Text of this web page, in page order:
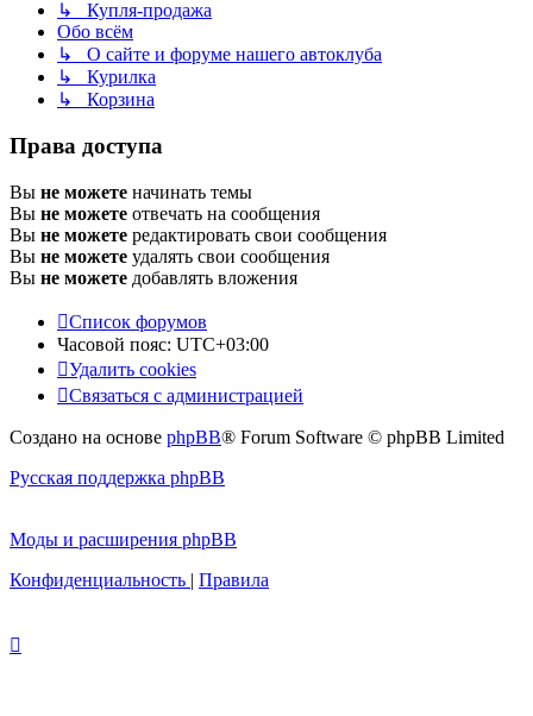
↳ Купля-продажа
Обо всём
↳ О сайте и форуме нашего автоклуба
↳ Курилка
↳ Корзина
Права доступа
Вы не можете начинать темы
Вы не можете отвечать на сообщения
Вы не можете редактировать свои сообщения
Вы не можете удалять свои сообщения
Вы не можете добавлять вложения
Список форумов
Часовой пояс: UTC+03:00
Удалить cookies
Связаться с администрацией
Создано на основе phpBB® Forum Software © phpBB Limited
Русская поддержка phpBB
Моды и расширения phpBB
Конфиденциальность | Правила